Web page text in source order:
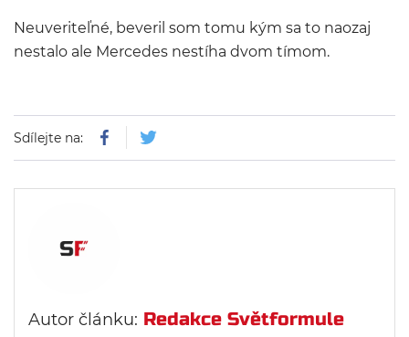
Neuveriteľné, beveril som tomu kým sa to naozaj
nestalo ale Mercedes nestíha dvom tímom.
Sdílejte na:
Autor článku: Redakce Světformule